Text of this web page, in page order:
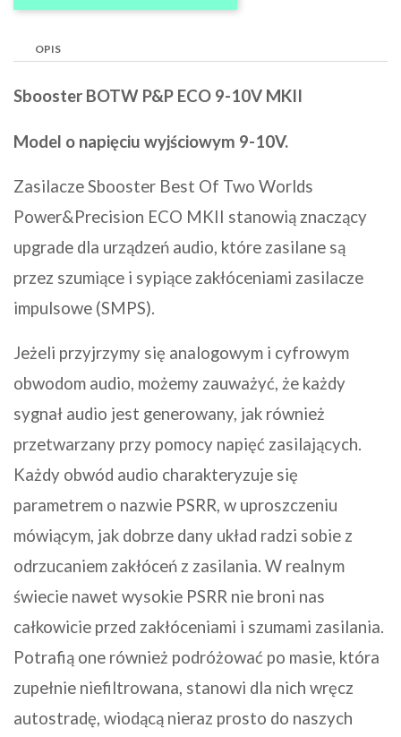
OPIS
Sbooster BOTW P&P ECO 9-10V MKII
Model o napięciu wyjściowym 9-10V.
Zasilacze Sbooster Best Of Two Worlds
Power&Precision ECO MKII stanowią znaczący
upgrade dla urządzeń audio, które zasilane są
przez szumiące i sypiące zakłóceniami zasilacze
impulsowe (SMPS).
Jeżeli przyjrzymy się analogowym i cyfrowym
obwodom audio, możemy zauważyć, że każdy
sygnał audio jest generowany, jak również
przetwarzany przy pomocy napięć zasilających.
Każdy obwód audio charakteryzuje się
parametrem o nazwie PSRR, w uproszczeniu
mówiącym, jak dobrze dany układ radzi sobie z
odrzucaniem zakłóceń z zasilania. W realnym
świecie nawet wysokie PSRR nie broni nas
całkowicie przed zakłóceniami i szumami zasilania.
Potrafią one również podróżować po masie, która
zupełnie niefiltrowana, stanowi dla nich wręcz
autostradę, wiodącą nieraz prosto do naszych